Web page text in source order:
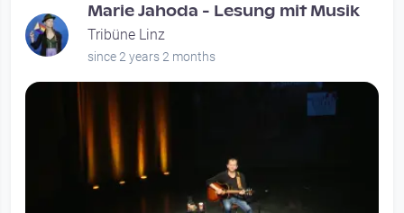
Marie Jahoda - Lesung mit Musik
Tribüne Linz
since 2 years 2 months